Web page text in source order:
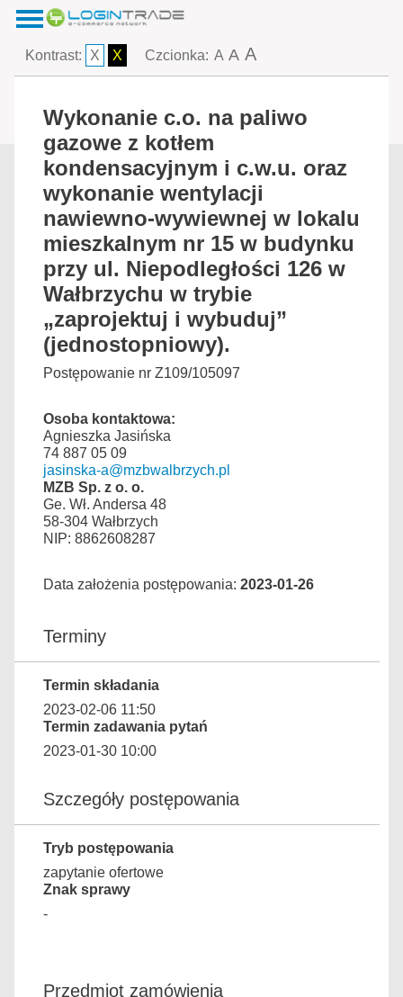
Kontrast: X X Czcionka: A A A
Wykonanie c.o. na paliwo
gazowe z kotłem
kondensacyjnym i c.w.u. oraz
wykonanie wentylacji
nawiewno-wywiewnej w lokalu
mieszkalnym nr 15 w budynku
przy ul. Niepodległości 126 w
Wałbrzychu w trybie
„zaprojektuj i wybuduj”
(jednostopniowy).
Postępowanie nr Z109/105097
Osoba kontaktowa:
Agnieszka Jasińska
74 887 05 09
jasinska-a@mzbwalbrzych.pl
MZB Sp. z o. o.
Ge. Wł. Andersa 48
58-304 Wałbrzych
NIP: 8862608287
Data założenia postępowania: 2023-01-26
Terminy
Termin składania
2023-02-06 11:50
Termin zadawania pytań
2023-01-30 10:00
Szczegóły postępowania
Tryb postępowania
zapytanie ofertowe
Znak sprawy
-
Przedmiot zamówienia